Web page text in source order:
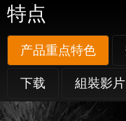
特点
产品重点特色
下载 組裝影片